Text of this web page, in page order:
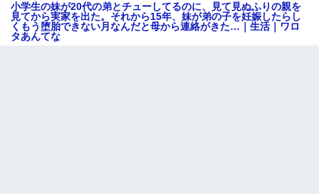
小学生の妹が20代の弟とチューしてるのに、見て見ぬふりの親を
見てから実家を出た。それから15年、妹が弟の子を妊娠したらし
くもう堕胎できない月なんだと母から連絡がきた…｜生活｜ワロ
タあんてな